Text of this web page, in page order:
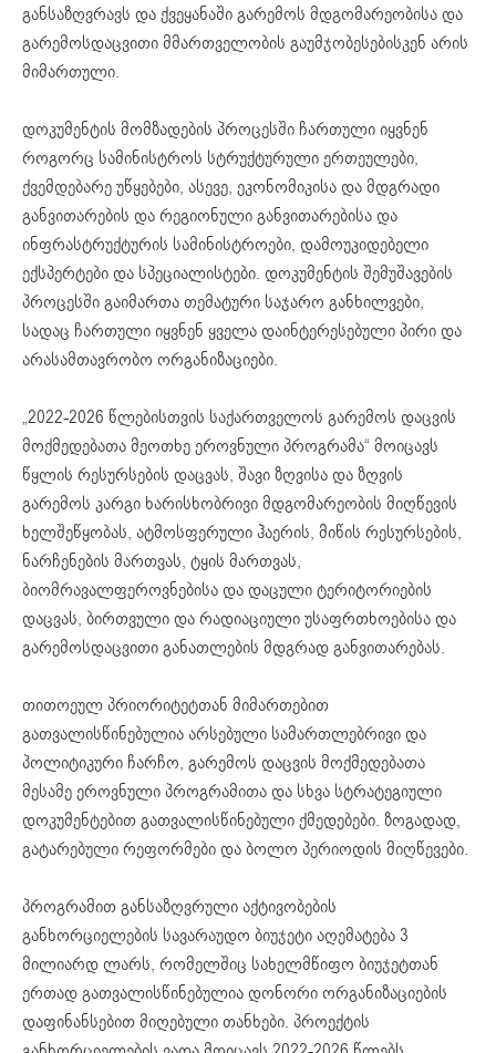
განსაზღვრავს და ქვეყანაში გარემოს მდგომარეობისა და
გარემოსდაცვითი მმართველობის გაუმჯობესებისკენ არის
მიმართული.
დოკუმენტის მომზადების პროცესში ჩართული იყვნენ
როგორც სამინისტროს სტრუქტურული ერთეულები,
ქვემდებარე უწყებები, ასევე, ეკონომიკისა და მდგრადი
განვითარების და რეგიონული განვითარებისა და
ინფრასტრუქტურის სამინისტროები, დამოუკიდებელი
ექსპერტები და სპეციალისტები. დოკუმენტის შემუშავების
პროცესში გაიმართა თემატური საჯარო განხილვები,
სადაც ჩართული იყვნენ ყველა დაინტერესებული პირი და
არასამთავრობო ორგანიზაციები.
„2022-2026 წლებისთვის საქართველოს გარემოს დაცვის
მოქმედებათა მეოთხე ეროვნული პროგრამა“ მოიცავს
წყლის რესურსების დაცვას, შავი ზღვისა და ზღვის
გარემოს კარგი ხარისხობრივი მდგომარეობის მიღწევის
ხელშეწყობას, ატმოსფერული ჰაერის, მიწის რესურსების,
ნარჩენების მართვას, ტყის მართვას,
ბიომრავალფეროვნებისა და დაცული ტერიტორიების
დაცვას, ბირთვული და რადიაციული უსაფრთხოებისა და
გარემოსდაცვითი განათლების მდგრად განვითარებას.
თითოეულ პრიორიტეტთან მიმართებით
გათვალისწინებულია არსებული სამართლებრივი და
პოლიტიკური ჩარჩო, გარემოს დაცვის მოქმედებათა
მესამე ეროვნული პროგრამითა და სხვა სტრატეგიული
დოკუმენტებით გათვალისწინებული ქმედებები. ზოგადად,
გატარებული რეფორმები და ბოლო პერიოდის მიღწევები.
პროგრამით განსაზღვრული აქტივობების
განხორციელების სავარაუდო ბიუჯეტი აღემატება 3
მილიარდ ლარს, რომელშიც სახელმწიფო ბიუჯეტთან
ერთად გათვალისწინებულია დონორი ორგანიზაციების
დაფინანსებით მიღებული თანხები. პროექტის